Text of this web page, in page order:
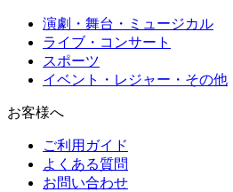
演劇・舞台・ミュージカル
ライブ・コンサート
スポーツ
イベント・レジャー・その他
お客様へ
ご利用ガイド
よくある質問
お問い合わせ